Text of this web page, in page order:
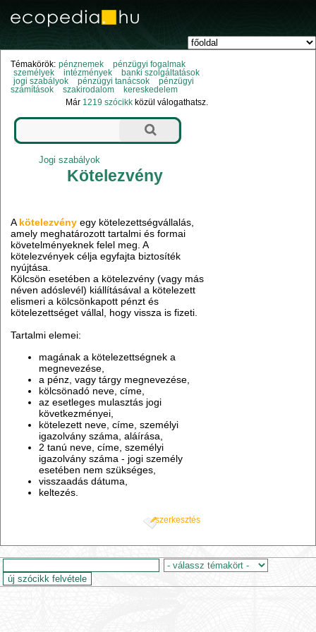
Témakörök: pénznemek
pénzügyi fogalmak
személyek
intézmények
banki szolgáltatások
jogi szabályok
pénzügyi tanácsok
pénzügyi
számítások
szakirodalom
kereskedelem
Már 1219 szócikk közül válogathatsz.
Jogi szabályok
Kötelezvény
A kötelezvény egy kötelezettségvállalás,
amely meghatározott tartalmi és formai
követelményeknek felel meg. A
kötelezvények célja egyfajta biztosíték
nyújtása.
Kölcsön esetében a kötelezvény (vagy más
néven adóslevél) kiállításával a kötelezett
elismeri a kölcsönkapott pénzt és
kötelezettséget vállal, hogy vissza is fizeti.
Tartalmi elemei:
magának a kötelezettségnek a
megnevezése,
a pénz, vagy tárgy megnevezése,
kölcsönadó neve, címe,
az esetleges mulasztás jogi
következményei,
kötelezett neve, címe, személyi
igazolvány száma, aláírása,
2 tanú neve, címe, személyi
igazolvány száma - jogi személy
esetében nem szükséges,
visszaadás dátuma,
keltezés.
szerkesztés